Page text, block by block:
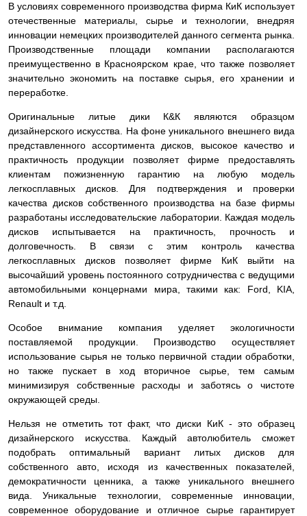
В условиях современного производства фирма КиК использует
отечественные материалы, сырье и технологии, внедряя
инновации немецких производителей данного сегмента рынка.
Производственные площади компании располагаются
преимущественно в Красноярском крае, что также позволяет
значительно экономить на поставке сырья, его хранении и
переработке.
Оригинальные литые дики К&К являются образцом
дизайнерского искусства. На фоне уникального внешнего вида
представленного ассортимента дисков, высокое качество и
практичность продукции позволяет фирме предоставлять
клиентам пожизненную гарантию на любую модель
легкосплавных дисков. Для подтверждения и проверки
качества дисков собственного производства на базе фирмы
разработаны исследовательские лаборатории. Каждая модель
дисков испытывается на практичность, прочность и
долговечность. В связи с этим контроль качества
легкосплавных дисков позволяет фирме КиК выйти на
высочайший уровень постоянного сотрудничества с ведущими
автомобильными концернами мира, такими как: Ford, KIA,
Renault и т.д.
Особое внимание компания уделяет экологичности
поставляемой продукции. Производство осуществляет
использование сырья не только первичной стадии обработки,
но также пускает в ход вторичное сырье, тем самым
минимизируя собственные расходы и заботясь о чистоте
окружающей среды.
Нельзя не отметить тот факт, что диски КиК - это образец
дизайнерского искусства. Каждый автолюбитель сможет
подобрать оптимальный вариант литых дисков для
собственного авто, исходя из качественных показателей,
демократичности ценника, а также уникального внешнего
вида. Уникальные технологии, современные инновации,
современное оборудование и отличное сырье гарантирует